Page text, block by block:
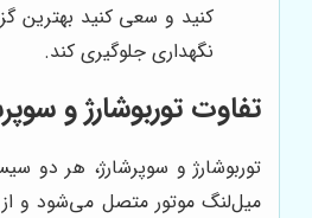
کنید و سعی کنید بهترین
نگهداری جلوگیری کند.
تفاوت توربوشارژ و
توربوشارژ و سوپرشارژ، هر دو
میل‌لنگ موتور متصل می‌شود و از